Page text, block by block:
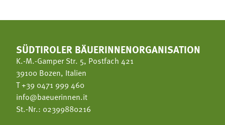
SÜDTIROLER BÄUERINNENORGANISATION
K.-M.-Gamper Str. 5, Postfach 421
39100 Bozen, Italien
T+39 0471 999 460
info@baeuerinnen.it
St.-Nr.: 02399880216